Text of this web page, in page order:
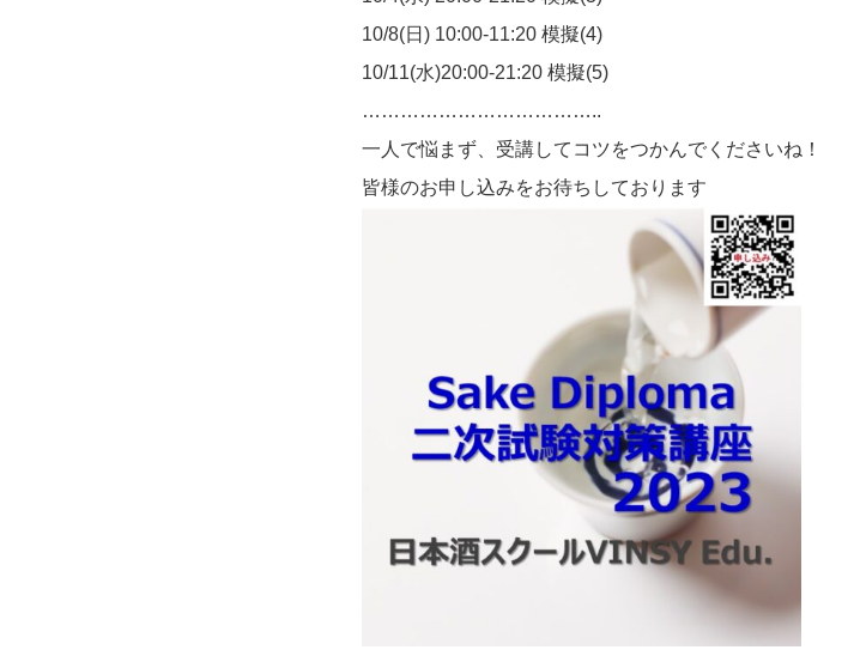
10/8(日) 10:00-11:20 模擬(4)
10/11(水)20:00-21:20 模擬(5)
………………………………..
一人で悩まず、受講してコツをつかんでくださいね！
皆様のお申し込みをお待ちしております